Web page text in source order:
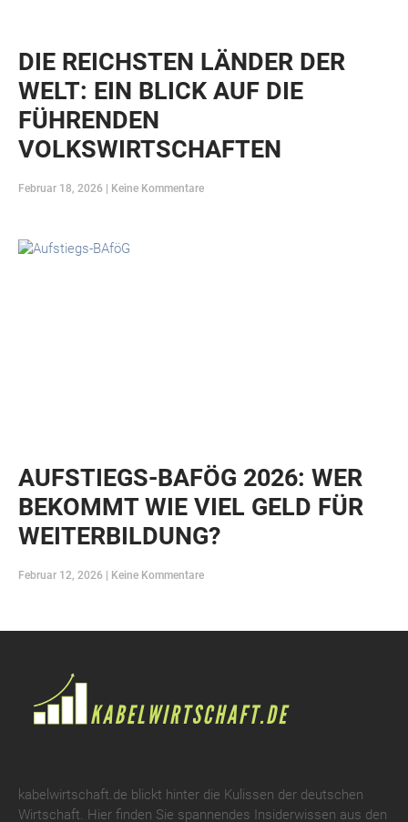
DIE REICHSTEN LÄNDER DER
WELT: EIN BLICK AUF DIE
FÜHRENDEN
VOLKSWIRTSCHAFTEN
Februar 18, 2026 Keine Kommentare
AUFSTIEGS-BAFÖG 2026: WER
BEKOMMT WIE VIEL GELD FÜR
WEITERBILDUNG?
Februar 12, 2026 Keine Kommentare
kabelwirtschaft.de blickt hinter die Kulissen der deutschen
Wirtschaft. Hier finden Sie spannendes Insiderwissen aus den